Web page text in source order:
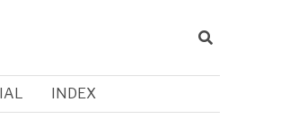
INDEX